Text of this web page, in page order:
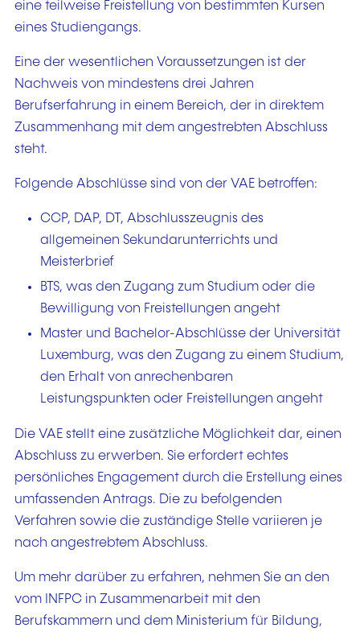
eine teilweise Freistellung von bestimmten Kursen
eines Studiengangs.
Eine der wesentlichen Voraussetzungen ist der
Nachweis von mindestens drei Jahren
Berufserfahrung in einem Bereich, der in direktem
Zusammenhang mit dem angestrebten Abschluss
steht.
Folgende Abschlüsse sind von der VAE betroffen:
CCP, DAP, DT, Abschlusszeugnis des
allgemeinen Sekundarunterrichts und
Meisterbrief
BTS, was den Zugang zum Studium oder die
Bewilligung von Freistellungen angeht
Master und Bachelor-Abschlüsse der Universität
Luxemburg, was den Zugang zu einem Studium,
den Erhalt von anrechenbaren
Leistungspunkten oder Freistellungen angeht
Die VAE stellt eine zusätzliche Möglichkeit dar, einen
Abschluss zu erwerben. Sie erfordert echtes
persönliches Engagement durch die Erstellung eines
umfassenden Antrags. Die zu befolgenden
Verfahren sowie die zuständige Stelle variieren je
nach angestrebtem Abschluss.
Um mehr darüber zu erfahren, nehmen Sie an den
vom INFPC in Zusammenarbeit mit den
Berufskammern und dem Ministerium für Bildung,